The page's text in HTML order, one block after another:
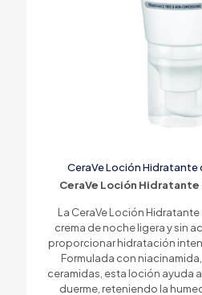
CeraVe Loción Hidratante
CeraVe Loción Hidratante
La CeraVe Loción Hidratante
crema de noche ligera y sin
proporcionar hidratación
Formulada con
ceramidas, esta loción ayuda
duerme, reteniendo la